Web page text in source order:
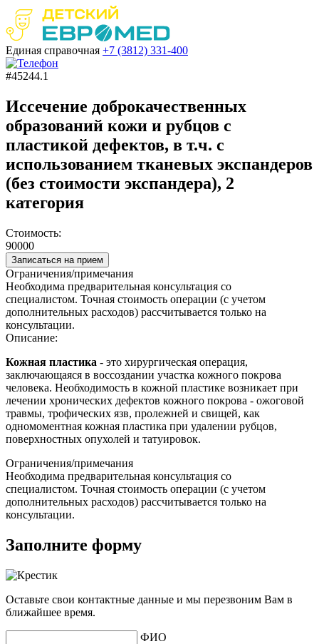
Единая справочная +7 (3812) 331-400
#45244.1
Иссечение доброкачественных
образований кожи и рубцов с
пластикой дефектов, в т.ч. с
использованием тканевых экспандеров
(без стоимости экспандера), 2
категория
Стоимость:
90000
Записаться на прием
Ограничения/примечания
Необходима предварительная консультация со
специалистом. Точная стоимость операции (с учетом
дополнительных расходов) рассчитывается только на
консультации.
Описание:
Кожная пластика - это хирургическая операция,
заключающаяся в воссоздании участка кожного покрова
человека. Необходимость в кожной пластике возникает при
лечении хронических дефектов кожного покрова - ожоговой
травмы, трофических язв, пролежней и свищей, как
одномоментная кожная пластика при удалении рубцов,
поверхностных опухолей и татуировок.
Ограничения/примечания
Необходима предварительная консультация со
специалистом. Точная стоимость операции (с учетом
дополнительных расходов) рассчитывается только на
консультации.
Заполните форму
Оставьте свои контактные данные и мы перезвоним Вам в
ближайшее время.
ФИО